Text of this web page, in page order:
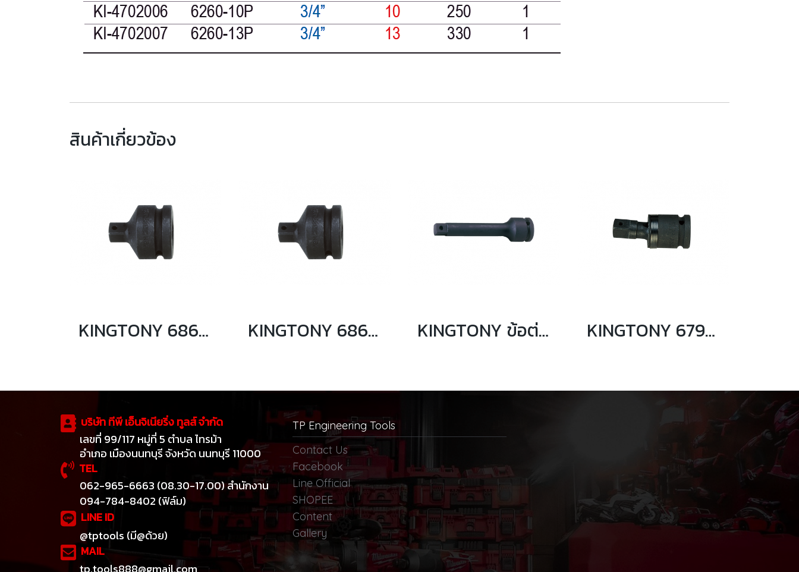
สินค้าเกี่ยวข้อง
KINGTONY 6864PB ข้อลดลม 3/4”F Convert to 1/2”M KINGTONY 6868PB ข้อเพิ่มลม 3/4”F Convert to 1”M KINGTONY ข้อต่อบล็อกลม 3/4" ความยาว 4,7,10,13 นิ้ว KINGTONY 6797 ข้ออ่อนลม 3/4" ความยาว 114mm.
บริษัท ทีพี เอ็นจิเนียริ่ง ทูลส์ จำกัด
เลขที่ 99/117 หมู่ที่ 5 ตำบล ไทรม้า
อำเภอ เมืองนนทบุรี จังหวัด นนทบุรี 11000
TEL
062-965-6663 (08.30-17.00) สำนักงาน
094-784-8402 (ฟิล์ม)
LINE ID
@tptools (มี@ด้วย)
MAIL
tp.tools888@gmail.com
TP Engineering Tools
Contact Us
Facebook
Line Official
SHOPEE
Content
Gallery